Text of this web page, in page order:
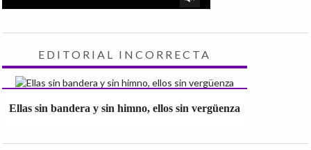
EDITORIAL INCORRECTA
Ellas sin bandera y sin himno, ellos sin vergüenza